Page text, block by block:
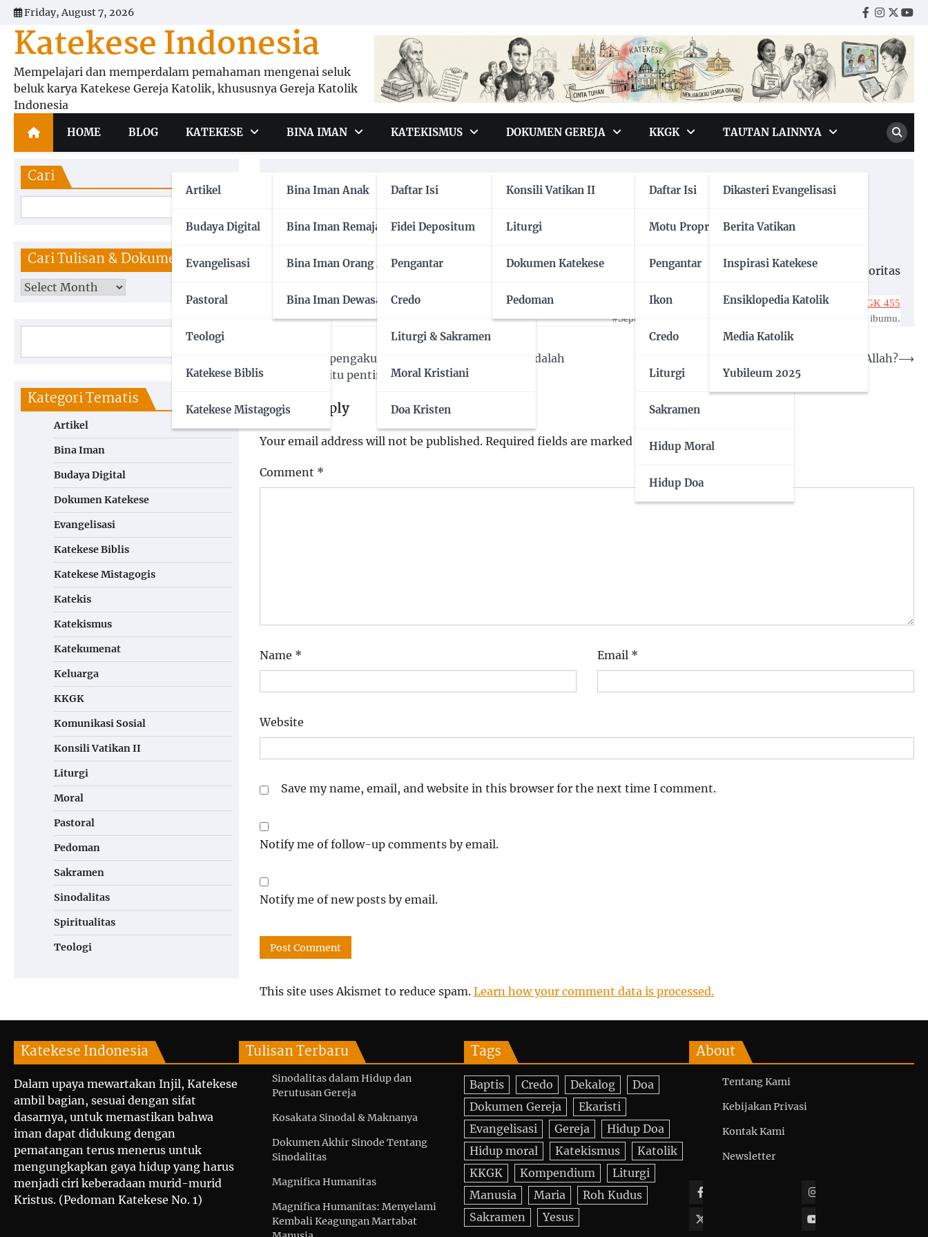
Skip
content
Friday, August 7, 2026 Facebook
Katekese Indonesia
Mempelajari dan memperdalam pemahaman mengenai seluk
beluk karya Katekese Gereja Katolik, khususnya Gereja Katolik
Indonesia
HOME BLOG KATEKESE
Artikel
Budaya Digital
Evangelisasi
Pastoral
Teologi
Katekese Biblis
Katekese Mistagogis
BINA IMAN
Bina Iman Anak
Bina Iman Remaja
Bina Iman Orang Muda
Bina Iman Dewasa
KATEKISMUS
Daftar Isi
Fidei Depositum
Pengantar
Credo
Liturgi & Sakramen
Moral Kristiani
Doa Kristen
DOKUMEN GEREJA
Konsili Vatikan II
Liturgi
Dokumen Katekese
Pedoman
KKGK
Daftar Isi
Motu Proprio
Pengantar
Ikon
Credo
Liturgi
Sakramen
Hidup Moral
Hidup Doa
TAUTAN LAINNYA
Dikasteri Evangelisasi
Berita Vatikan
Inspirasi Katekese
Ensiklopedia Katolik
Media Katolik
Yubileum 2025
Apa yang dituntut oleh perintah keempat?
katekese.id 11 Jun 2018
Perintah ini menuntut kita untuk menghormati orang tua kita dan menghormati mereka yang diberi otoritas
KKGK 455
#Sepuluh Perintah Allah – Perintah 4: Hormatilah ayah dan ibumu.
navigation
Mengapa pengakuan sipil bahwa hari Minggu adalah
hari libur itu penting?
Apa kodrat keluarga dalam rencana Allah?⟶
Leave a Reply
Your email address will not be published. Required fields are marked
Comment *
Name * Email *
Website
Save my name, email, and website in this browser for the next time I comment.
Notify me of follow-up comments by email.
Notify me of new posts by email.
This site uses Akismet to reduce spam. Learn how your comment data is processed.
Cari
Cari Tulisan & Dokumen
Kategori Tematis
Artikel
Bina Iman
Budaya Digital
Dokumen Katekese
Evangelisasi
Katekese Biblis
Katekese Mistagogis
Katekis
Katekismus
Katekumenat
Keluarga
KKGK
Komunikasi Sosial
Konsili Vatikan II
Liturgi
Moral
Pastoral
Pedoman
Sakramen
Sinodalitas
Spiritualitas
Teologi
Katekese Indonesia
Dalam upaya mewartakan Injil, Katekese
ambil bagian, sesuai dengan sifat
dasarnya, untuk memastikan bahwa
iman dapat didukung dengan
pematangan terus menerus untuk
mengungkapkan gaya hidup yang harus
menjadi ciri keberadaan murid-murid
Kristus. (Pedoman Katekese No. 1)
Tulisan Terbaru
Sinodalitas dalam Hidup dan
Perutusan Gereja
Kosakata Sinodal & Maknanya
Dokumen Akhir Sinode Tentang
Sinodalitas
Magnifica Humanitas
Magnifica Humanitas: Menyelami
Kembali Keagungan Martabat
Tags
Baptis Credo Dekalog
Doa
Dokumen Gereja
Ekaristi
Evangelisasi
Gereja
Hidup Doa
Hidup moral
Katekismus
Katolik
KKGK
Kompendium
Liturgi
Manusia
Maria
Roh Kudus
Sakramen
Yesus
About
Tentang Kami
Kebijakan Privasi
Kontak Kami
Newsletter